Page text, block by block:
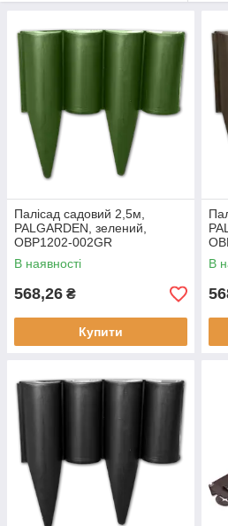
Палісад садовий 2,5м,
PALGARDEN, зелений,
OBP1202-002GR
В наявності
568,26 ₴
Купити
В